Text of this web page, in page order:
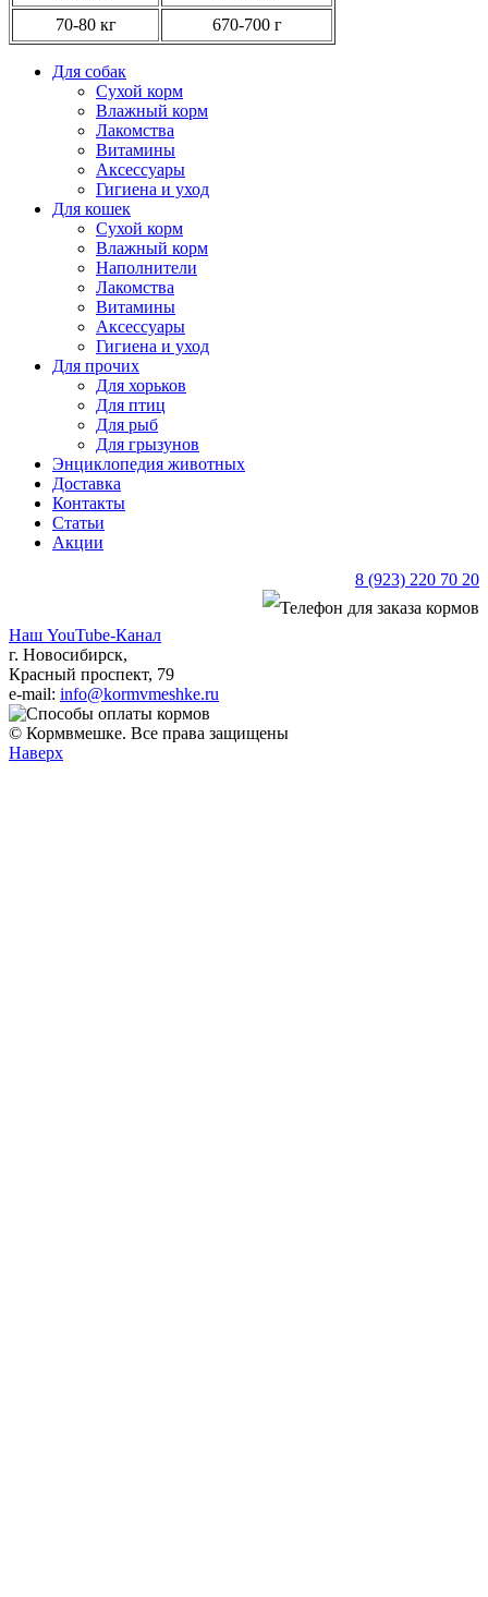
70-80 кг
670-700 г
Для собак
Сухой корм
Влажный корм
Лакомства
Витамины
Аксессуары
Гигиена и уход
Для кошек
Сухой корм
Влажный корм
Наполнители
Лакомства
Витамины
Аксессуары
Гигиена и уход
Для прочих
Для хорьков
Для птиц
Для рыб
Для грызунов
Энциклопедия животных
Доставка
Контакты
Статьи
Акции
8 (923) 220 70 20
Наш YouTube-Канал
г. Новосибирск,
Красный проспект, 79
e-mail: info@kormvmeshke.ru
© Кормвмешке. Все права защищены
Наверх